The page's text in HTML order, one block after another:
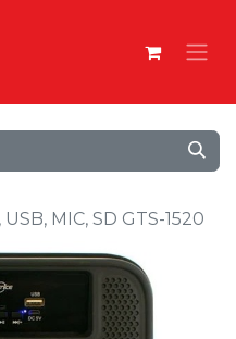
MIC, SD GTS-1520